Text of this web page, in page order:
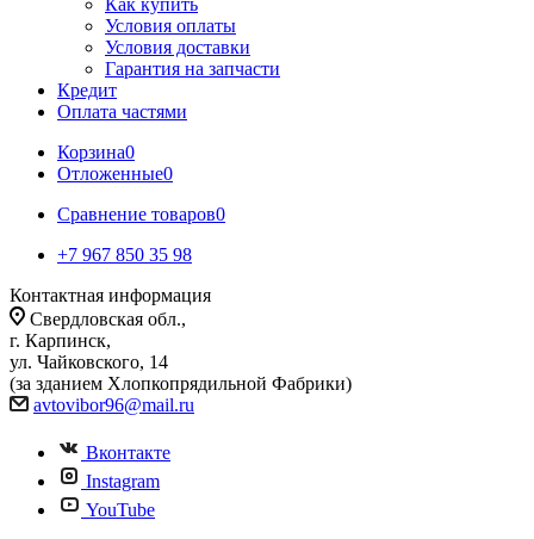
Как купить
Условия оплаты
Условия доставки
Гарантия на запчасти
Кредит
Оплата частями
Корзина0
Отложенные0
Сравнение товаров0
+7 967 850 35 98
Контактная информация
Свердловская обл.,
г. Карпинск,
ул. Чайковского, 14
(за зданием Хлопкопрядильной Фабрики)
avtovibor96@mail.ru
Вконтакте
Instagram
YouTube